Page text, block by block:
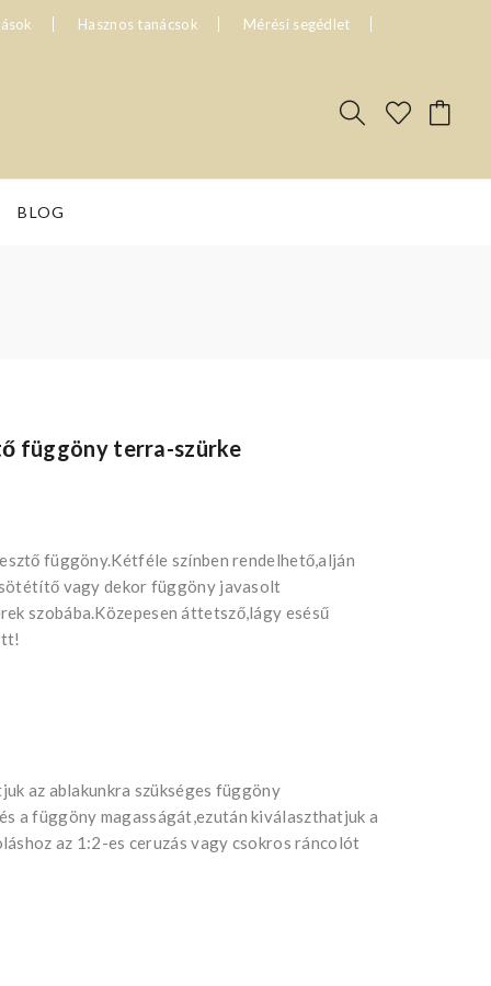
Hasznos tanácsok Mérési segédlet
BLOG
függöny terra-szürke
függöny.Kétféle színben rendelhető,alján
vagy dekor függöny javasolt
szobába.Közepesen áttetsző,lágy esésű
az ablakunkra szükséges függöny
a függöny magasságát,ezután kiválaszthatjuk a
az 1:2-es ceruzás vagy csokros ráncolót